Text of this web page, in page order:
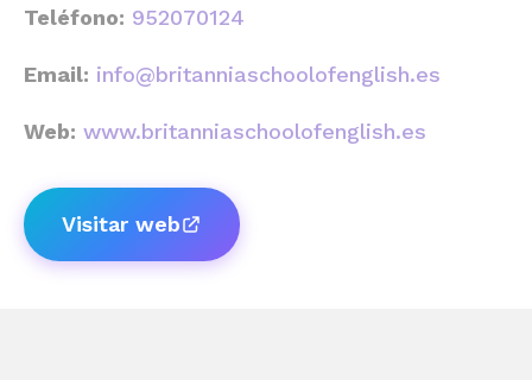
Teléfono: 952070124
Email: info@britanniaschoolofenglish.es
Web: www.britanniaschoolofenglish.es
Visitar web